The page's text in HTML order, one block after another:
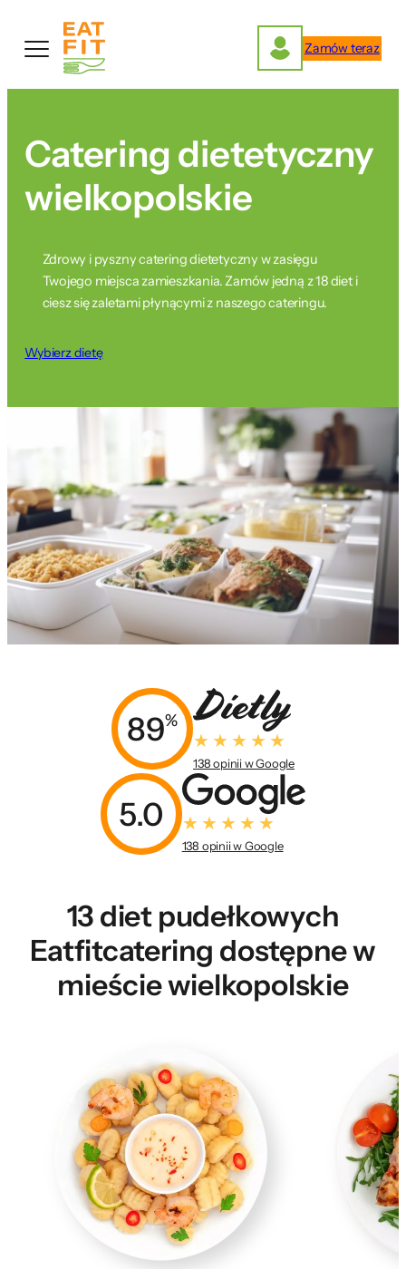
treści
Zamów teraz
Catering dietetyczny
wielkopolskie
Zdrowy i pyszny catering dietetyczny w zasięgu
Twojego miejsca zamieszkania. Zamów jedną z 18 diet i
ciesz się zaletami płynącymi z naszego cateringu.
Wybierz dietę
89%
138 opinii w Google
5.0
138 opinii w Google
13 diet pudełkowych
Eatfitcatering dostępne w
mieście wielkopolskie